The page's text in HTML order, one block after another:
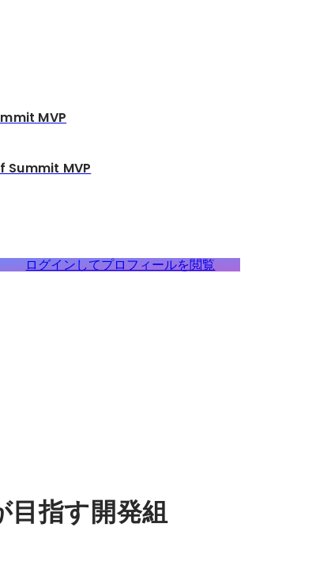
MVP
MVP
ログインしてプロフィールを閲覧
目指す開発組